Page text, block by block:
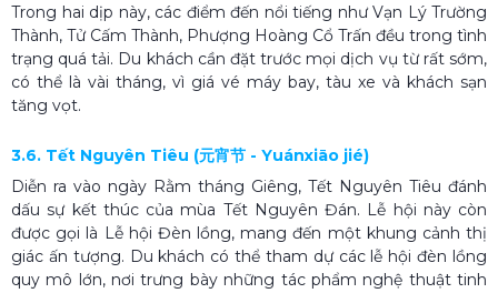
Trong hai dịp này, các điểm đến nổi tiếng như Vạn Lý Trường
Thành, Tử Cấm Thành, Phượng Hoàng Cổ Trấn đều trong tình
trạng quá tải. Du khách cần đặt trước mọi dịch vụ từ rất sớm,
có thể là vài tháng, vì giá vé máy bay, tàu xe và khách sạn
tăng vọt.
3.6. Tết Nguyên Tiêu (元宵节 - Yuánxiāo jié)
Diễn ra vào ngày Rằm tháng Giêng, Tết Nguyên Tiêu đánh
dấu sự kết thúc của mùa Tết Nguyên Đán. Lễ hội này còn
được gọi là Lễ hội Đèn lồng, mang đến một khung cảnh thị
giác ấn tượng. Du khách có thể tham dự các lễ hội đèn lồng
quy mô lớn, nơi trưng bày những tác phẩm nghệ thuật tinh